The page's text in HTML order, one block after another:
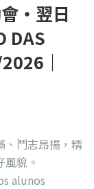
・翌日
DAS
｜
、鬥志昂揚，精
貌。
alunos